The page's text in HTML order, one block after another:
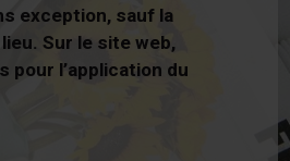
exception, sauf la
Sur le site web,
pour l’application du